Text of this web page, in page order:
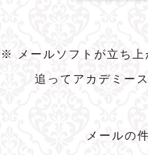
※ メールソフトが立ち上
追ってアカデミー
メールの